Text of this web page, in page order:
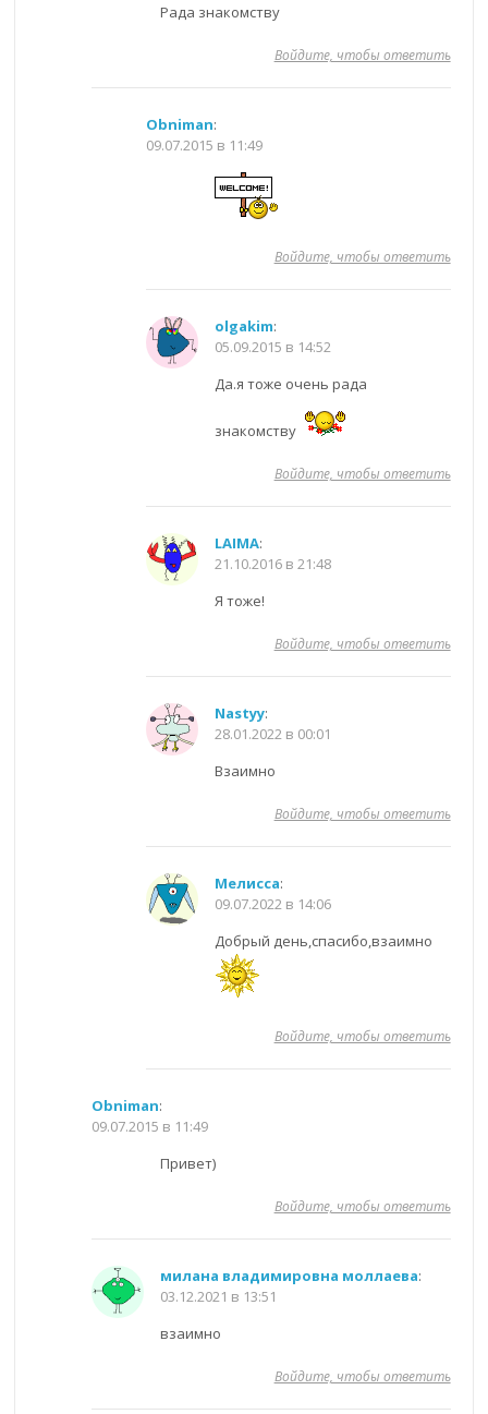
Рада знакомству
Войдите, чтобы ответить
Obniman:
09.07.2015 в 11:49
Войдите, чтобы ответить
olgakim:
05.09.2015 в 14:52
Да.я тоже очень рада
знакомству
Войдите, чтобы ответить
LAIMA:
21.10.2016 в 21:48
Я тоже!
Войдите, чтобы ответить
Nastyy:
28.01.2022 в 00:01
Взаимно
Войдите, чтобы ответить
Мелисса:
09.07.2022 в 14:06
Добрый день,спасибо,взаимно
Войдите, чтобы ответить
Obniman:
09.07.2015 в 11:49
Привет)
Войдите, чтобы ответить
милана владимировна моллаева:
03.12.2021 в 13:51
взаимно
Войдите, чтобы ответить